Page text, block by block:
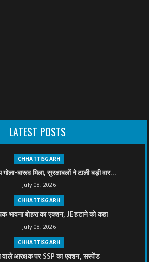
LATEST POSTS
CHHATTISGARH
बारूद मिला, सुरक्षाबलों ने टाली बड़ी वार...
July 08, 2026
CHHATTISGARH
भावना बोहरा का एक्शन, JE हटाने को कहा
July 08, 2026
CHHATTISGARH
वाले आरक्षक पर SSP का एक्शन, सस्पेंड